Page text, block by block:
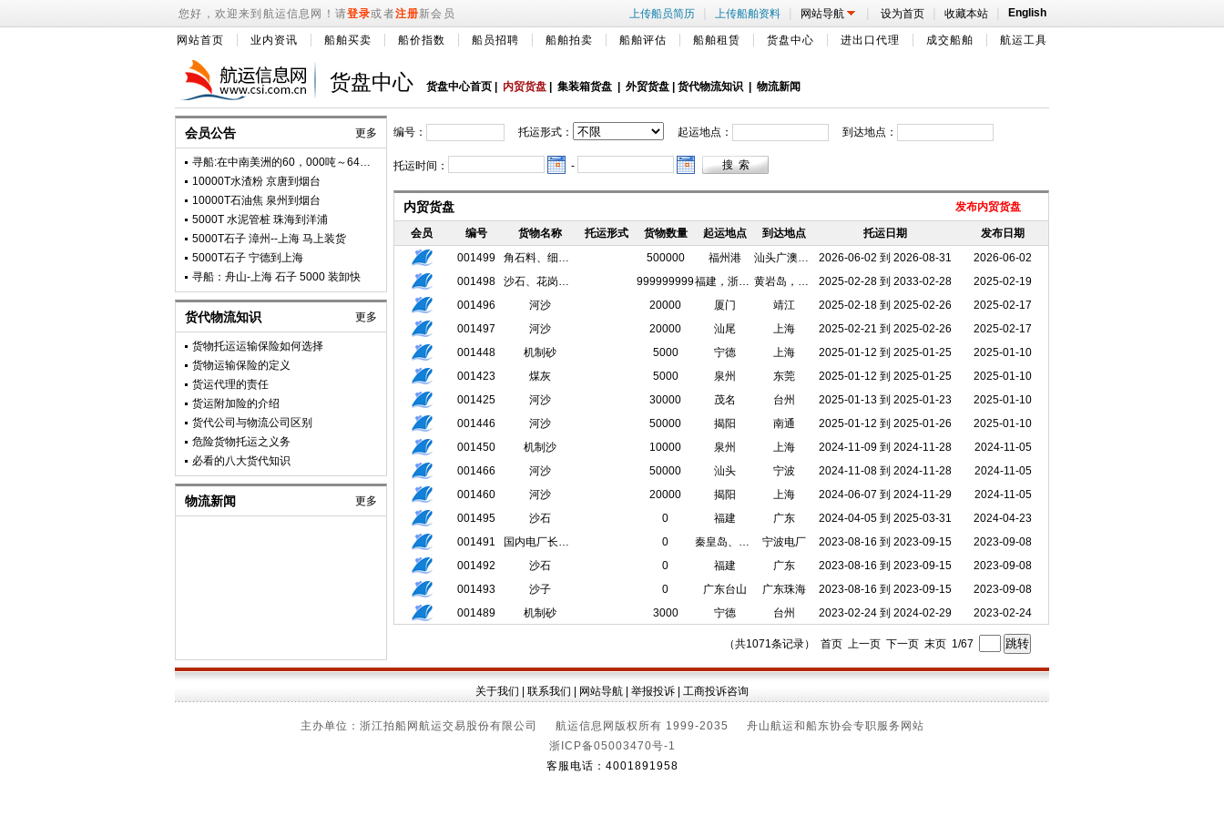
您好，欢迎来到航运信息网！请登录或者注册新会员 上传船员简历 | 上传船舶资料 | 网站导航 | 设为首页 | 收藏本站 | English
网站首页 业内资讯 船舶买卖 船价指数 船员招聘 船舶拍卖 船舶评估 船舶租赁 货盘中心 进出口代理 成交船舶 航运工具
货盘中心 货盘中心首页 内贸货盘 集装箱货盘 外贸货盘 货代物流知识 物流新闻
会员公告 更多
寻船:在中南美洲的60，000吨～64，000吨的货船(智利到中国)。需要多艘船舶
10000T水渣粉 京唐到烟台
10000T石油焦 泉州到烟台
5000T 水泥管桩 珠海到洋浦
5000T石子 漳州--上海 马上装货
5000T石子 宁德到上海
寻船：舟山-上海 石子 5000 装卸快
货代物流知识 更多
货物托运运输保险如何选择
货物运输保险的定义
货运代理的责任
货运附加险的介绍
货代公司与物流公司区别
危险货物托运之义务
必看的八大货代知识
物流新闻 更多
编号： 托运形式： 起运地点： 到达地点：
托运时间： -
内贸货盘 发布内贸货盘
会员 编号 货物名称 托运形式 货物数量 起运地点 到达地点 托运日期
发布日期
001499
角石料、细沙石、小块花岗岩 500000 福州港 汕头广澳港区海域 2026-06-02 到 2026-08-31
2026-06-02
001498
沙石、花岗岩、碎石、吨石 999999999 福建，浙江，广西 黄岩岛，南澳岛 2025-02-28 到 2033-02-28
2025-02-19
001496
河沙 20000 厦门 靖江 2025-02-18 到 2025-02-26
2025-02-17
001497
河沙 20000 汕尾 上海 2025-02-21 到 2025-02-26
2025-02-17
001448
机制砂 5000 宁德 上海 2025-01-12 到 2025-01-25
2025-01-10
001423
煤灰 5000 泉州 东莞 2025-01-12 到 2025-01-25
2025-01-10
001425
河沙 30000 茂名 台州 2025-01-13 到 2025-01-23
2025-01-10
001446
河沙 50000 揭阳 南通 2025-01-12 到 2025-01-26
2025-01-10
001450
机制沙 10000 泉州 上海 2024-11-09 到 2024-11-28
2024-11-05
001466
河沙 50000 汕头 宁波 2024-11-08 到 2024-11-28
2024-11-05
001460
河沙 20000 揭阳 上海 2024-06-07 到 2024-11-29
2024-11-05
001495
沙石 0 福建 广东 2024-04-05 到 2025-03-31
2024-04-23
001491
国内电厂长协煤 0 秦皇岛、曹妃甸 宁波电厂 2023-08-16 到 2023-09-15
2023-09-08
001492
沙石 0 福建 广东 2023-08-16 到 2023-09-15
2023-09-08
001493
沙子 0 广东台山 广东珠海 2023-08-16 到 2023-09-15
2023-09-08
001489
机制砂 3000 宁德 台州 2023-02-24 到 2024-02-29 2023-02-24
（共1071条记录） 首页 上一页 下一页 末页 1/67
关于我们 联系我们 网站导航 举报投诉 工商投诉咨询
主办单位：浙江拍船网航运交易股份有限公司 航运信息网版权所有 1999-2035 舟山航运和船东协会专职服务网站
浙ICP备05003470号-1
客服电话：4001891958